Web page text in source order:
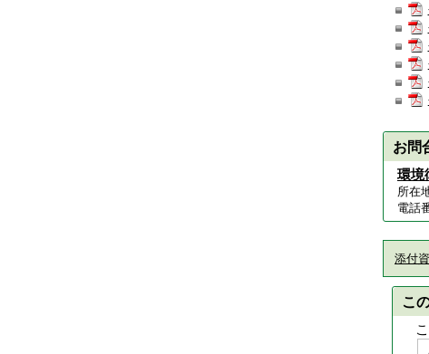
お問
環境
所在
電話
添付
こ